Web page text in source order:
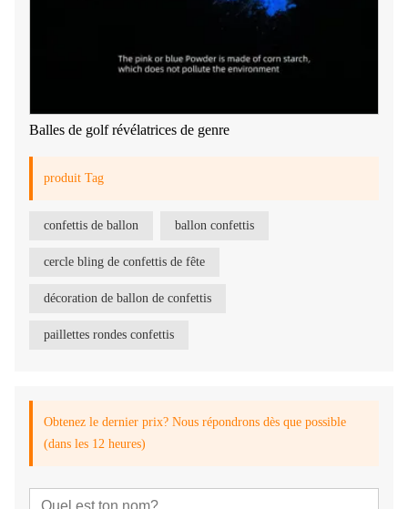
Balles de golf révélatrices de genre
produit Tag
confettis de ballon ballon confettis
cercle bling de confettis de fête
décoration de ballon de confettis
paillettes rondes confettis
Obtenez le dernier prix? Nous répondrons dès que possible
(dans les 12 heures)